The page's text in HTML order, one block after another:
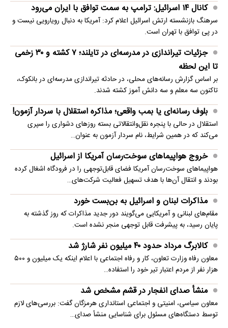
کانال ۱۴ اسرائیل: ترامپ به سمت توافق با ایران می‌رود
سرهنگ بازنشسته ارتش اسرائیل اعلام کرد: آمریکا به دنبال رویارویی نیست و
در پی توافق با تهران است.
جزئیات تیراندازی در مدرسه‌ای در تایلند؛ ۷ کشته و ۳۰ زخمی
تا این لحظه
بر اساس گزارش رسانه‌های محلی، در حادثه تیراندازی مدرسه‌ای در بانکوک،
تاکنون سه معلم و سه دانش آموز کشته شدند.
بلوف رسانه‌ای یا بمب واقعی؛ مذاکره استقلال با سردار آزمون!
استقلال در حالی با پنجره نقل‌وانتقالاتی بسته روزهای دشواری را سپری
می‌کند که در همین شرایط، نام سردار آزمون به عنوان…
خروج هواپیماهای سوخت‌رسان آمریکا از اسرائیل
هواپیماهای سوخت‌رسان آمریکا فضای قابل‌توجهی را در فرودگاه اشغال کرده
بودند و انتقال آن‌ها با هدف تسهیل فعالیت شرکت‌های…
مذاکرات لبنان و اسرائیل به بن‌بست خورد
مقام‌های لبنانی و آمریکایی می‌گویند دور جدید مذاکرات که روز گذشته به
پایان رسید، به پیشرفت قابل توجهی منجر نشده است.
کالابرگ مرداد حدود ۴۰‌ میلیون نفر شارژ شد
معاون رفاه وزارت تعاون، کار و رفاه اجتماعی با اعلام اینکه یک میلیون و ۵۰۰
هزار نفر از مردم اعتبار تیر خود را استفاده…
منشأ صدای انفجار در قشم مشخص شد
معاون سیاسی، امنیتی و اجتماعی استانداری هرمزگان گفت: بررسی‌های لازم
توسط دستگاه‌های مسئول برای شناسایی منشأ صدای…